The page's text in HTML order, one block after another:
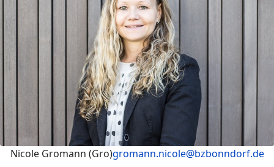
Nicole Gromann (Gro)gromann.nicole@bzbonndorf.de